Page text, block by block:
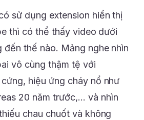
sử dụng extension hiển thị
thì có thể thấy video dưới
đến thế nào. Mảng nghe nhìn
vô cùng thậm tệ với
hiệu ứng cháy nổ như
20 năm trước,… và nhìn
chau chuốt và không